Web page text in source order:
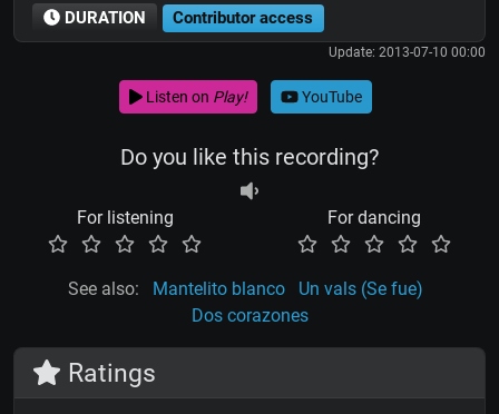
DURATION Contributor access
Update: 2013-07-10 00:00
Listen on Play! YouTube
Do you like this recording?
For listening For dancing
See also: Mantelito blanco
Un vals (Se fue)
Dos corazones
Ratings